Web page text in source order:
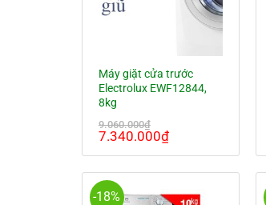
Máy giặt cửa trước
Electrolux EWF12844,
8kg
9.060.000₫
Giá
9.060.000₫.
7.340.000₫Giá
là:
7.340.000₫.
-18%